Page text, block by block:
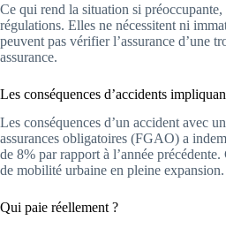
Ce qui rend la situation si préoccupante,
régulations. Elles ne nécessitent ni
peuvent pas vérifier l’assurance d’une
assurance.
Les conséquences d’accidents
Les conséquences d’un accident avec
assurances obligatoires (FGAO) a
de 8% par rapport à l’année
de mobilité urbaine en pleine expansion.
Qui paie réellement ?